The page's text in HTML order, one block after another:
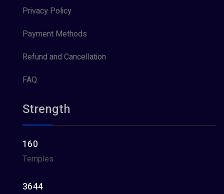
Privacy Policy
Payment Methods
Refund and Cancellation
FAQ
Strength
160
Temples
3644